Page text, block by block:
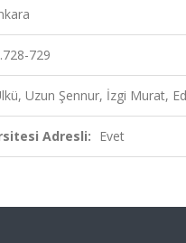
729
Uzun Şennur, İzgi Murat,
Adresli: Evet